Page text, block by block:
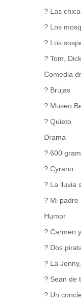
? Las
? Los
? Los
? Tom,
Comedia
? Brujas
? Museo
? Quieto
Drama
? 600
? Cyrano
? La lluvia
? Mi padre
Humor
? Carmen
? Dos
? La
? Sean de
? Un